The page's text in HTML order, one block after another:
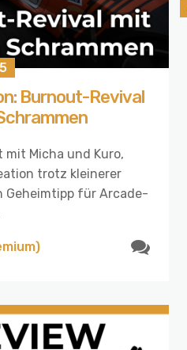
Burnout-Revival
mit Micha und Kuro,
trotz kleinerer
Geheimtipp für Arcade-